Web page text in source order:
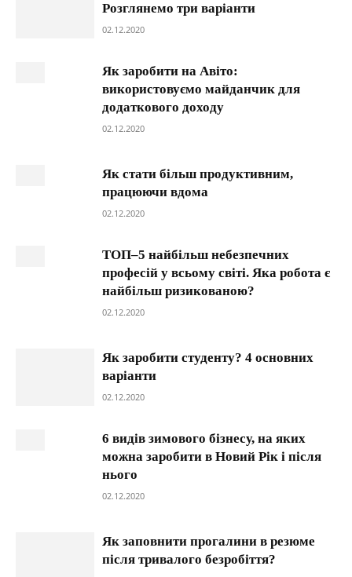
Розглянемо три варіанти
02.12.2020
Як заробити на Авіто:
використовуємо майданчик для
додаткового доходу
02.12.2020
Як стати більш продуктивним,
працюючи вдома
02.12.2020
ТОП–5 найбільш небезпечних
професій у всьому світі. Яка робота є
найбільш ризикованою?
02.12.2020
Як заробити студенту? 4 основних
варіанти
02.12.2020
6 видів зимового бізнесу, на яких
можна заробити в Новий Рік і після
нього
02.12.2020
Як заповнити прогалини в резюме
після тривалого безробіття?